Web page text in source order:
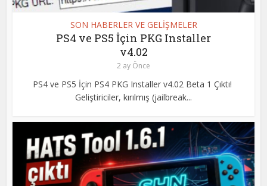
SON HABERLER VE GELİŞMELER
PS4 ve PS5 İçin PKG Installer
v4.02
2 ay Önce
PS4 ve PS5 İçin PS4 PKG Installer v4.02 Beta 1 Çıktı!
Geliştiriciler, kırılmış (jailbreak...